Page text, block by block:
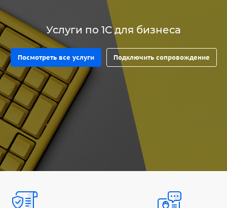
Услуги по 1С для бизнеса
Посмотреть все услуги Подключить сопровождение